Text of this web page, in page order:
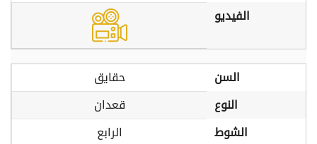
الفيديو
السن
حقايق
النوع
قعدان
الشوط
الرابع